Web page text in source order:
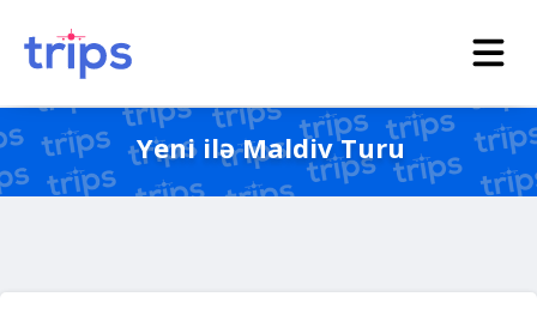
Yeni ilə Maldiv Turu